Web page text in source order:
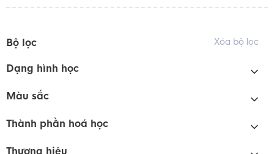
Bộ lọc Xóa bộ lọc
Dạng hình học
Màu sắc
Thành phần hoá học
Thương hiệu